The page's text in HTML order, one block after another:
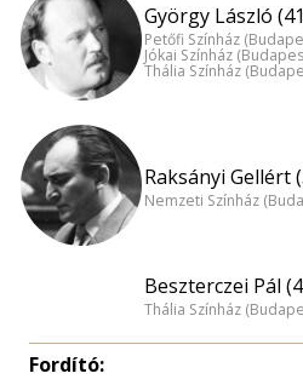
György László
Petőfi Színház
Jókai Színház
Thália Színház
Raksányi Gellért
Nemzeti Színház
Beszterczei Pál
Thália Színház
Fordító: